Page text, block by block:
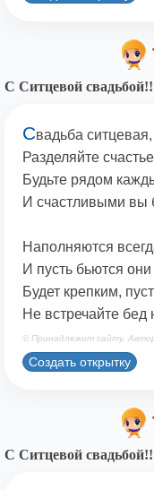
С Ситцевой
Свадьба
Разделяйте
Будьте рядом
И счастливыми вы
Наполняются
И пусть бьются
Будет крепким,
Не встречайте бед
© Принадлежит сайту.
Создать открытку
С Ситцевой